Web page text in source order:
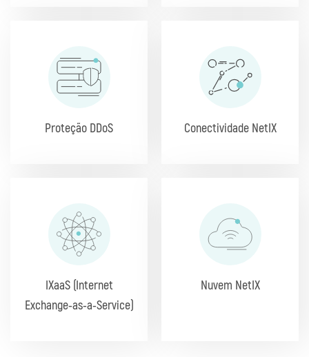
Proteção DDoS Conectividade NetIX
IXaaS (Internet
Exchange-as-a-Service)
Nuvem NetIX